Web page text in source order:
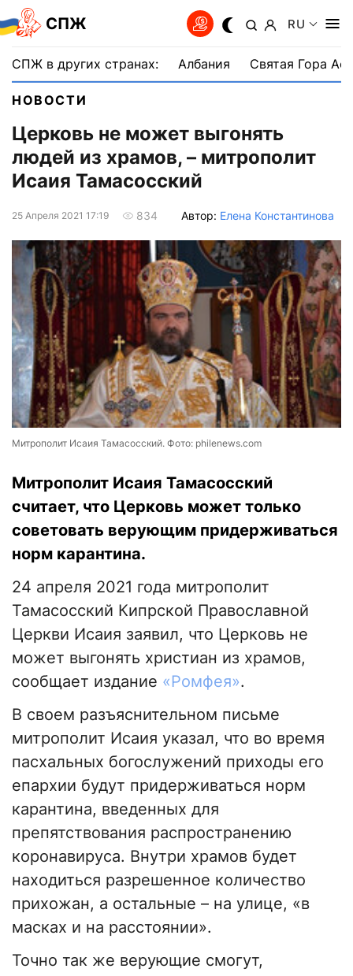
СПЖ RU
СПЖ в других странах: Албания Святая Гора
НОВОСТИ
Церковь не может выгонять
людей из храмов, – митрополит
Исаия Тамасосский
25 Апреля 2021 17:19 834 Автор: Елена Константинова
Митрополит Исаия Тамасосский. Фото: philenews.com
Митрополит Исаия Тамасосский
считает, что Церковь может только
советовать верующим придерживаться
норм карантина.
24 апреля 2021 года митрополит
Тамасосский Кипрской Православной
Церкви Исаия заявил, что Церковь не
может выгонять христиан из храмов,
сообщает издание «Ромфея».
В своем разъяснительном письме
митрополит Исаия указал, что во время
пасхальных богослужений приходы его
епархии будут придерживаться норм
карантина, введенных для
препятствования распространению
коронавируса. Внутри храмов будет
находиться разрешенное количество
прихожан, а остальные – на улице, «в
масках и на расстоянии».
Точно так же верующие смогут,